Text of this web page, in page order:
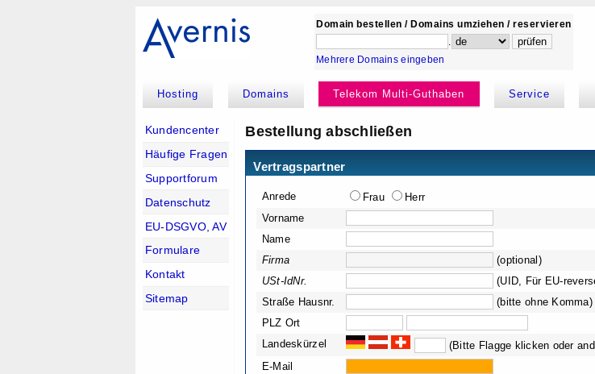
Domain bestellen / Domains umziehen / reservieren
.
Mehrere Domains eingeben
Hosting Domains Telekom Multi-Guthaben Service
Kundencenter
Häufige Fragen
Supportforum
Datenschutz
EU-DSGVO, AV
Formulare
Kontakt
Sitemap
Bestellung abschließen
Vertragspartner
Anrede Frau
Herr
Vorname
Name
Firma
(optional)
USt-IdNr.
(UID, Für EU-
Straße Hausnr.
(bitte ohne Komma)
PLZ Ort
Landeskürzel
(Bitte Flagge klicken oder
E-Mail